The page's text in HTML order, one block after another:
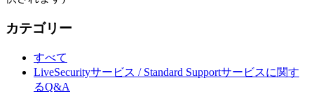
カテゴリー
すべて
LiveSecurityサービス / Standard Supportサービスに関す
るQ&A